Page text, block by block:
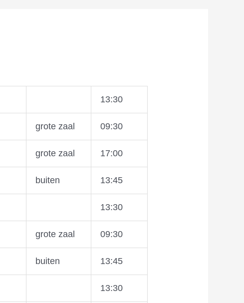
13:30
grote zaal 09:30
grote zaal 17:00
buiten 13:45
13:30
grote zaal 09:30
buiten 13:45
13:30